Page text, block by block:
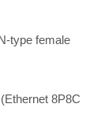
type female
8P8C